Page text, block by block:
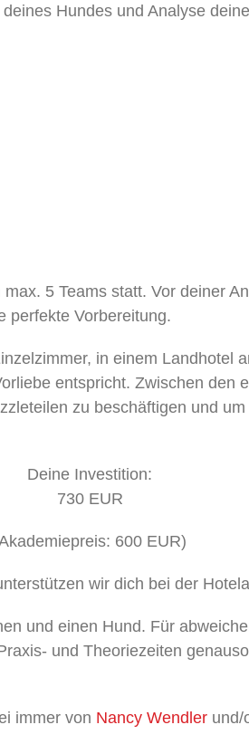
Hundes und Analyse
5 Teams statt. Vor deiner
perfekte Vorbereitung.
in einem Landhotel
entspricht. Zwischen den
zu beschäftigen und
Deine Investition:
730 EUR
600 EUR)
wir dich bei der
und einen Hund. Für
und Theoriezeiten
immer von Nancy Wendlerund/